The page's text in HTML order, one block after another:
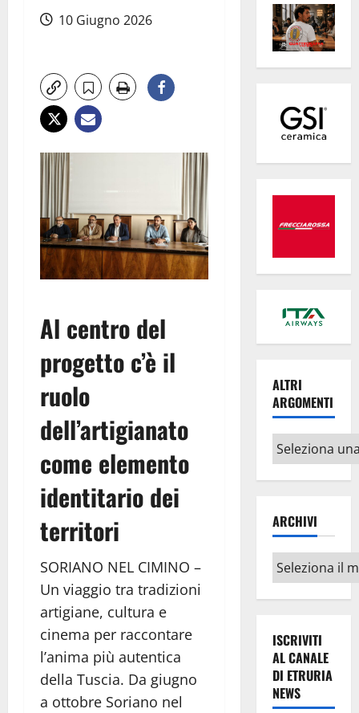
10 Giugno 2026
Al centro del
progetto c’è il
ruolo
dell’artigianato
come elemento
identitario dei
territori
SORIANO NEL CIMINO –
Un viaggio tra tradizioni
artigiane, cultura e
cinema per raccontare
l’anima più autentica
della Tuscia. Da giugno
a ottobre Soriano nel
ALTRI
ARGOMENTI
Altri
argomenti
ARCHIVI
Archivi
ISCRIVITI
AL CANALE
DI ETRURIA
NEWS